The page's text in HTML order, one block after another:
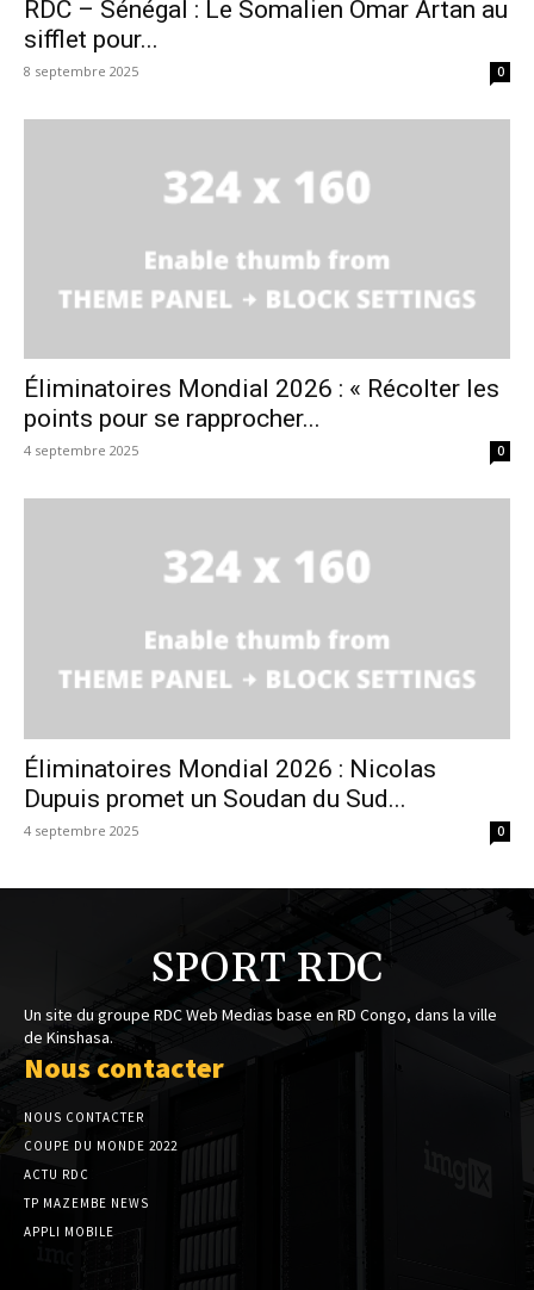
RDC – Sénégal : Le Somalien Omar Artan au
sifflet pour...
8 septembre 2025 0
Éliminatoires Mondial 2026 : « Récolter les
points pour se rapprocher...
4 septembre 2025 0
Éliminatoires Mondial 2026 : Nicolas
Dupuis promet un Soudan du Sud...
4 septembre 2025 0
SPORT RDC
Un site du groupe RDC Web Medias base en RD Congo, dans la ville
de Kinshasa.
Nous contacter
NOUS CONTACTER
COUPE DU MONDE 2022
ACTU RDC
TP MAZEMBE NEWS
APPLI MOBILE